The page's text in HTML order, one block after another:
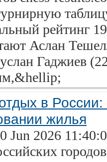
рейтинг
Аслан
Гаджиев
в
жилья
Jun 2026